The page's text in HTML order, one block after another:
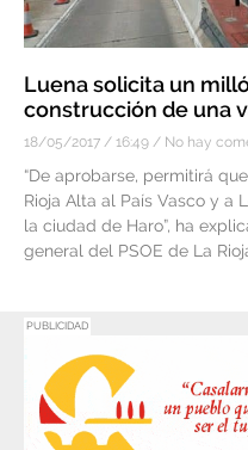
Luena solicita un
construcción de una
18/05/2017 16:49 No hay
“De aprobarse, permitirá
Rioja Alta al País Vasco y a
la ciudad de Haro”, ha
general del PSOE de La
PUBLICIDAD